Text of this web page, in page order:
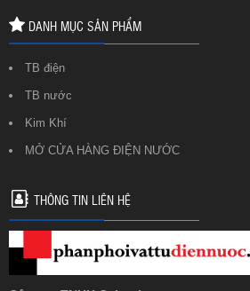
DANH MỤC SẢN PHẨM
TB điện
TB nước
Kim Khí
MỞ CỬA HÀNG ĐIỆN NƯỚC
THÔNG TIN LIÊN HỆ